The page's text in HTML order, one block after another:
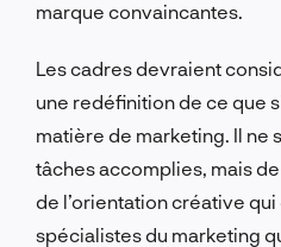
marque convaincantes.
Les cadres devraient
une redéfinition de ce que
matière de marketing. Il ne
tâches accomplies, mais
de l’orientation créative
spécialistes du marketing